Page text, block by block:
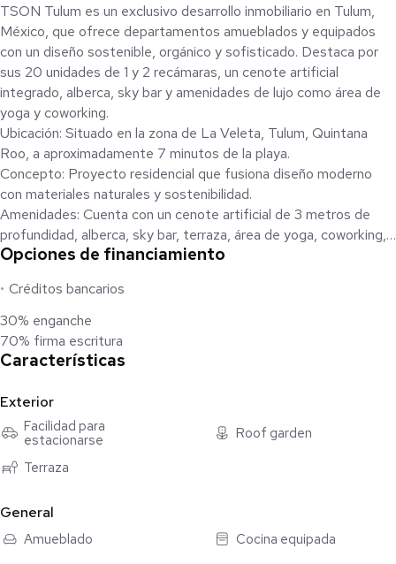
TSON Tulum es un exclusivo desarrollo inmobiliario en Tulum,
México, que ofrece departamentos amueblados y equipados
con un diseño sostenible, orgánico y sofisticado. Destaca por
sus 20 unidades de 1 y 2 recámaras, un cenote artificial
integrado, alberca, sky bar y amenidades de lujo como área de
yoga y coworking.
Ubicación: Situado en la zona de La Veleta, Tulum, Quintana
Roo, a aproximadamente 7 minutos de la playa.
Concepto: Proyecto residencial que fusiona diseño moderno
con materiales naturales y sostenibilidad.
Amenidades: Cuenta con un cenote artificial de 3 metros de
profundidad, alberca, sky bar, terraza, área de yoga, coworking,
cabina de video, área de cine, cafetería y seguridad 24/7.
En este edificio que destaca por su diseño, te ofrecemos
Departamentos de 1 recámara que se entregan completamente
equipado y amueblado, con tina para refrescarte, con vista lo
que hará de esta una experiencia relajante.
Unidades disponibles: #6 en primer piso; #10 y 11 en segundo
piso;#15 y 16 en tercer piso. No olvides que contamos con
elevador!
El precio citado, se refiere al pago de contado, no incluye
contratada mediante crédito, el precio total se determinará en
función de los montos variables de concepto de crédito y
Opciones de financiamiento
Créditos bancarios
30% enganche
70% firma escritura
Características
Exterior
Facilidad para
estacionarse
Roof garden
Terraza
General
Amueblado Cocina equipada